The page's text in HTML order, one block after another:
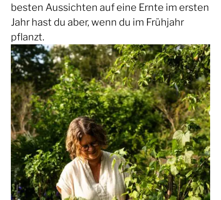
besten Aussichten auf eine Ernte im ersten
Jahr hast du aber, wenn du im Frühjahr
pflanzt.